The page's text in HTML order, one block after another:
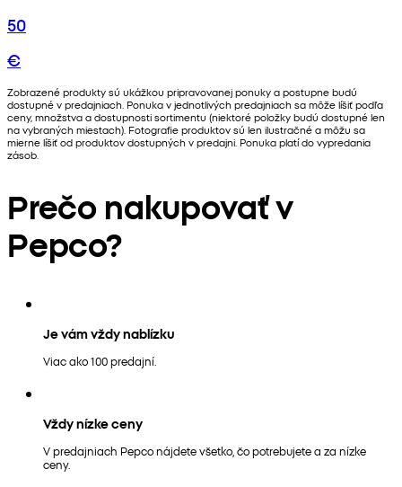
50
€
Zobrazené produkty sú ukážkou pripravovanej ponuky a postupne budú
dostupné v predajniach. Ponuka v jednotlivých predajniach sa môže líšiť podľa
ceny, množstva a dostupnosti sortimentu (niektoré položky budú dostupné len
na vybraných miestach). Fotografie produktov sú len ilustračné a môžu sa
mierne líšiť od produktov dostupných v predajni. Ponuka platí do vypredania
zásob.
Prečo nakupovať v
Pepco?
Je vám vždy nablízku
Viac ako 100 predajní.
Vždy nízke ceny
V predajniach Pepco nájdete všetko, čo potrebujete a za nízke
ceny.